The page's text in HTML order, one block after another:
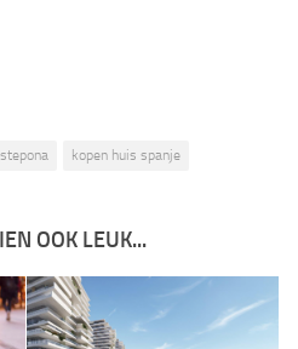
kopen huis spanje
OOK LEUK...